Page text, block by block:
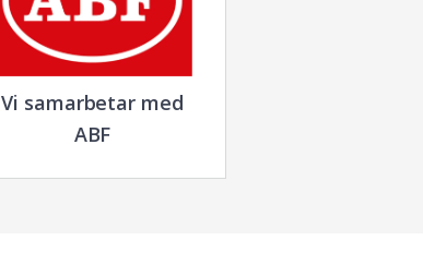
Vi samarbetar med
ABF